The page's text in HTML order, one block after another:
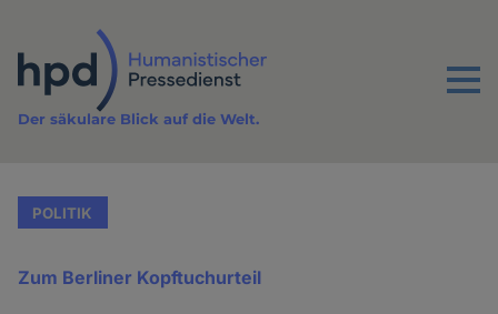
Inhalt
Menu
Der säkulare Blick auf die Welt.
POLITIK
Zum Berliner Kopftuchurteil